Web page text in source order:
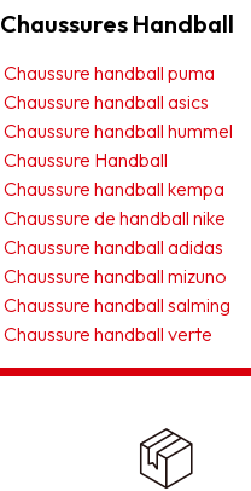
Chaussures Handball
Chaussure handball puma
Chaussure handball asics
Chaussure handball hummel
Chaussure Handball
Chaussure handball kempa
Chaussure de handball nike
Chaussure handball adidas
Chaussure handball mizuno
Chaussure handball salming
Chaussure handball verte